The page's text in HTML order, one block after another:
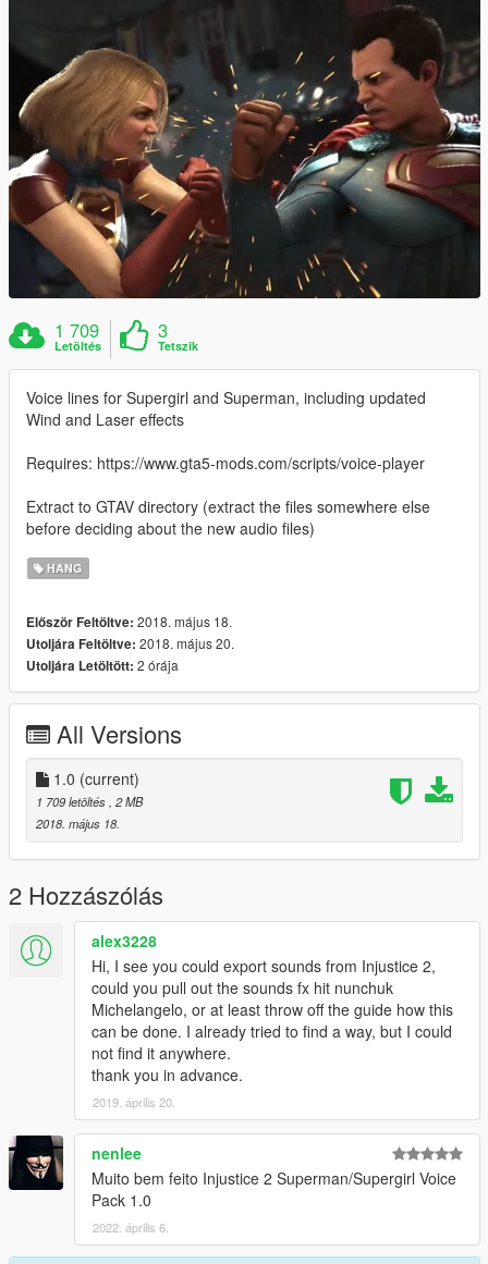
1 709
Letöltés
3
Tetszik
Voice lines for Supergirl and Superman, including updated
Wind and Laser effects
Requires: https://www.gta5-mods.com/scripts/voice-player
Extract to GTAV directory (extract the files somewhere else
before deciding about the new audio files)
HANG
Először Feltöltve: 2018. május 18.
Utoljára Feltöltve: 2018. május 20.
Utoljára Letöltött: 2 órája
All Versions
1.0 (current)
1 709 letöltés , 2 MB
2018. május 18.
2 Hozzászólás
alex3228
Hi, I see you could export sounds from Injustice 2,
could you pull out the sounds fx hit nunchuk
Michelangelo, or at least throw off the guide how this
can be done. I already tried to find a way, but I could
not find it anywhere.
thank you in advance.
2019. április 20.
nenlee
Muito bem feito Injustice 2 Superman/Supergirl Voice
Pack 1.0
2022. április 6.